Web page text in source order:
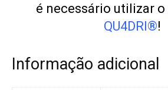
é necessário utilizar o
QU4DRI®!
Informação adicional